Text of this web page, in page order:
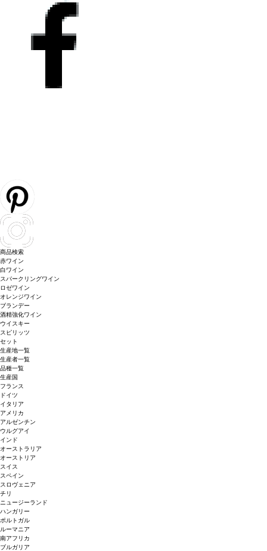
商品検索
赤ワイン
白ワイン
スパークリングワイン
ロゼワイン
オレンジワイン
ブランデー
酒精強化ワイン
ウイスキー
スピリッツ
セット
生産地一覧
生産者一覧
品種一覧
生産国
フランス
ドイツ
イタリア
アメリカ
アルゼンチン
ウルグアイ
インド
オーストラリア
オーストリア
スイス
スペイン
スロヴェニア
チリ
ニュージーランド
ハンガリー
ポルトガル
ルーマニア
南アフリカ
ブルガリア